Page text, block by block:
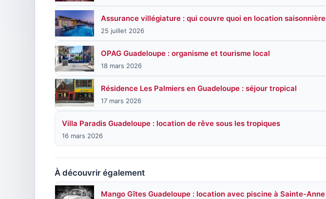
Assurance villégiature : qui couvre quoi en location saisonnière
25 juillet 2026
OPAG Guadeloupe : organisme et tourisme local
18 mars 2026
Résidence Les Palmiers en Guadeloupe : séjour tropical
17 mars 2026
Villa Paradis Guadeloupe : location de rêve sous les tropiques
16 mars 2026
À découvrir également
Mango Gîtes Guadeloupe : location avec piscine à Sainte-Anne